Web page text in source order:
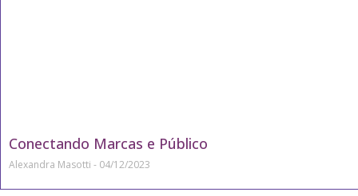
Conectando Marcas e Público
Alexandra Masotti 04/12/2023